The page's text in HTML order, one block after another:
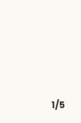
1/5